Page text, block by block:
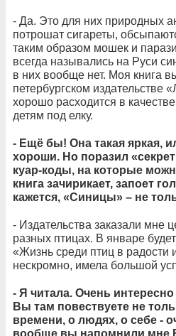
- Да. Это для них природных
потрошат сигареты,
таким образом мошек и
всегда назывались на Руси
в них вообще нет. Моя книга
петербургском издательстве
хорошо расходится в
детям под елку.
- Ещё бы! Она такая яркая,
хороши. Но поразил
куар-коды, на которые
книга зачирикает, запоет
кажется, «Синицы» – не
- Издательства заказали мне
разных птицах. В январе
«Жизнь среди птиц в радости
нескромно, имела большой
- Я читала. Очень
Вы там повествуете не
времени, о людях, о себе -
вообще вы напомнили мне